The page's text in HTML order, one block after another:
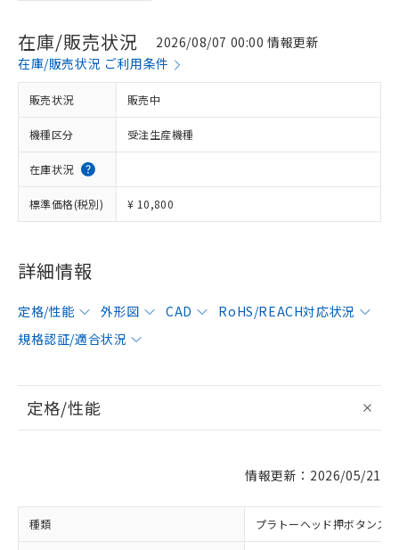
在庫/販売状況
2026/08/07 00:00 情報更新
在庫/販売状況 ご利用条件
販売状況 販売中
機種区分 受注生産機種
在庫状況
標準価格(税別) ¥ 10,800
詳細情報
定格/性能 外形図 CAD
RoHS/REACH対応状況
規格認証/適合状況
定格/性能
情報更新：2026/05/21
種類 プラトーヘッド押ボタンス